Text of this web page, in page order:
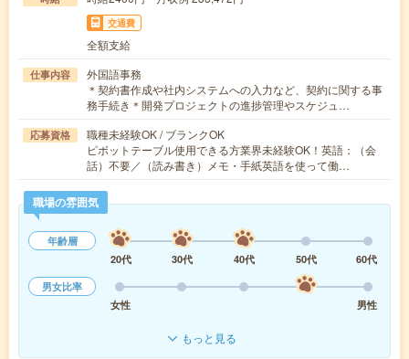
交通費
全額支給
仕事内容
外国語事務
＊契約書作成や社内システムへの入力など、契約に関する事
務手続き＊開発プロジェクトの進捗管理やスケジュ…
応募資格
職種未経験OK / ブランクOK
ピボットテーブル使用できる方業界未経験OK！英語：（会
話）不要／（読み書き）メモ・手紙英語を使って働…
職場の雰囲気
年齢層
20代
30代 40代 50代
60代
男女比率
女性
男性
もっと見る